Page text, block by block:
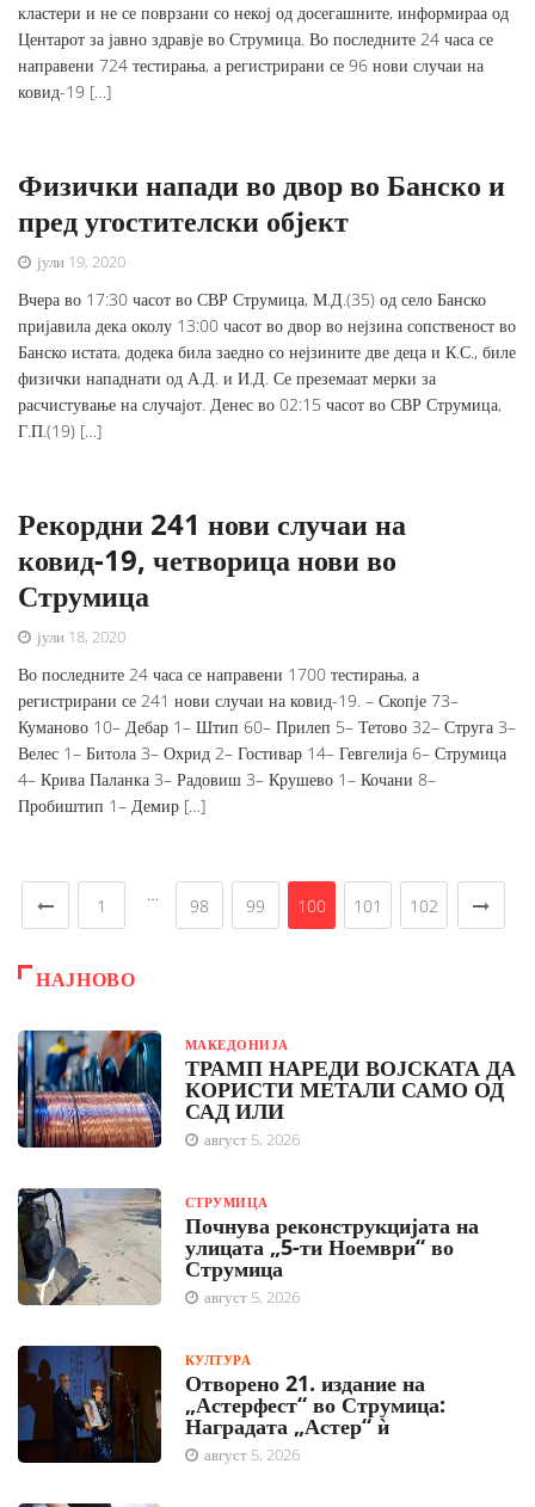
кластери и не се поврзани со некој од досегашните, информираа од
Центарот за јавно здравје во Струмица. Во последните 24 часа се
направени 724 тестирања, а регистрирани се 96 нови случаи на
ковид-19 […]
Физички напади во двор во Банско и
пред угостителски објект
јули 19, 2020
Вчера во 17:30 часот во СВР Струмица, М.Д.(35) од село Банско
пријавила дека околу 13:00 часот во двор во нејзина сопственост во
Банско истата, додека била заедно со нејзините две деца и К.С., биле
физички нападнати од А.Д. и И.Д. Се преземаат мерки за
расчистување на случајот. Денес во 02:15 часот во СВР Струмица,
Г.П.(19) […]
Рекордни 241 нови случаи на
ковид-19, четворица нови во
Струмица
јули 18, 2020
Во последните 24 часа се направени 1700 тестирања, а
регистрирани се 241 нови случаи на ковид-19. – Скопје 73–
Куманово 10– Дебар 1– Штип 60– Прилеп 5– Тетово 32– Струга 3–
Велес 1– Битола 3– Охрид 2– Гостивар 14– Гевгелија 6– Струмица
4– Крива Паланка 3– Радовиш 3– Крушево 1– Кочани 8–
Пробиштип 1– Демир […]
1
…
98 99 100 101 102
НАЈНОВО
МАКЕДОНИЈА
ТРАМП НАРЕДИ ВОЈСКАТА ДА
КОРИСТИ МЕТАЛИ САМО ОД
САД ИЛИ
август 5, 2026
СТРУМИЦА
Почнува реконструкцијата на
улицата „5-ти Ноември“ во
Струмица
август 5, 2026
КУЛТУРА
Отворено 21. издание на
„Астерфест“ во Струмица:
Наградата „Астер“ ѝ
август 5, 2026